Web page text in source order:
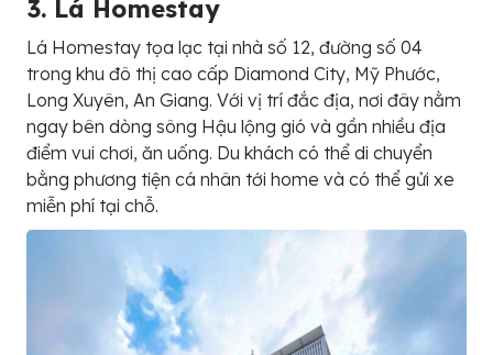
3. Lá Homestay
Lá Homestay tọa lạc tại nhà số 12, đường số 04
trong khu đô thị cao cấp Diamond City, Mỹ Phước,
Long Xuyên, An Giang. Với vị trí đắc địa, nơi đây nằm
ngay bên dòng sông Hậu lộng gió và gần nhiều địa
điểm vui chơi, ăn uống. Du khách có thể di chuyển
bằng phương tiện cá nhân tới home và có thể gửi xe
miễn phí tại chỗ.